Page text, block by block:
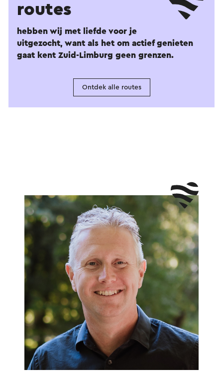
routes
hebben wij met liefde voor je
uitgezocht, want als het om actief genieten
gaat kent Zuid-Limburg geen grenzen.
Ontdek alle routes